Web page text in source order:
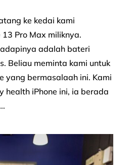
ke kedai kami
Pro Max miliknya.
adalah bateri
Beliau meminta kami untuk
yang bermasalaah ini. Kami
health iPhone ini, ia berada